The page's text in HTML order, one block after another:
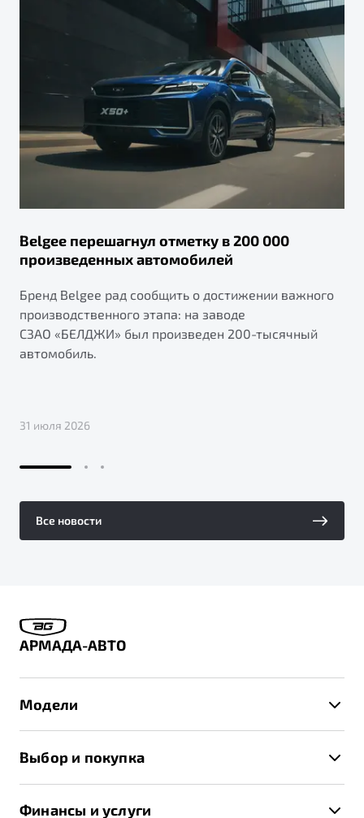
Belgee перешагнул отметку в 200 000
произведенных автомобилей
Бренд Belgee рад сообщить о достижении важного
производственного этапа: на заводе
СЗАО «БЕЛДЖИ» был произведен 200-тысячный
автомобиль.
31 июля 2026
Все новости
АРМАДА-АВТО
Модели
X70
Выбор и покупка
Финансы и услуги